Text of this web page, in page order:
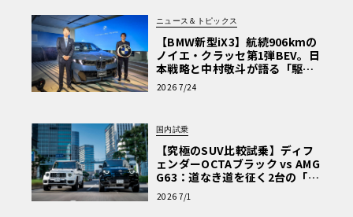
ニュース＆トピックス
【BMW新型iX3】航続906kmの
ノイエ・クラッセ第1弾BEV。日
本戦略と中村敬斗が語る「駆け
ぬける歓び」
2026 7/24
国内試乗
【究極のSUV比較試乗】ディフ
ェンダーOCTAブラック vs AMG
G63：道なき道を征く2台の「対
極的アプローチ」
2026 7/1